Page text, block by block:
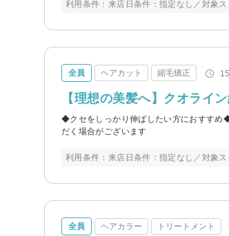
利用条件：来店日条件：指定なし／対象
全員 ヘアカット 縮毛矯正
【理想の美髪へ】クオライ
◆クセをしっかり伸ばしたい方におすす
だく場合がございます
利用条件：来店日条件：指定なし／対象
全員 ヘアカラー トリートメント